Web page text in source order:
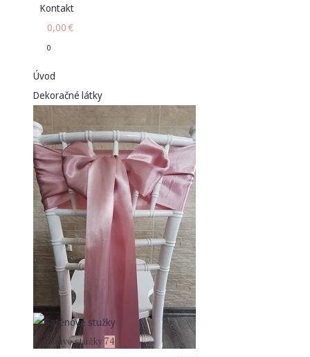
Kontakt
0,00 €
0
Úvod
Dekoračné látky
Saténové stužky74